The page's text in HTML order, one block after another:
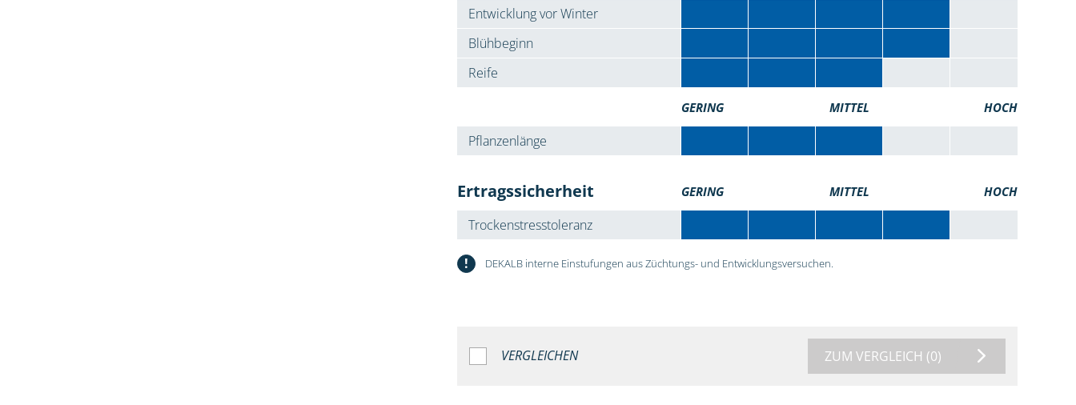
Entwicklung vor Winter
Blühbeginn
Reife
GERING MITTEL HOCH
Pflanzenlänge
Ertragssicherheit GERING MITTEL HOCH
Trockenstresstoleranz
! DEKALB interne Einstufungen aus Züchtungs- und Entwicklungsversuchen.
VERGLEICHEN ZUM VERGLEICH (0)